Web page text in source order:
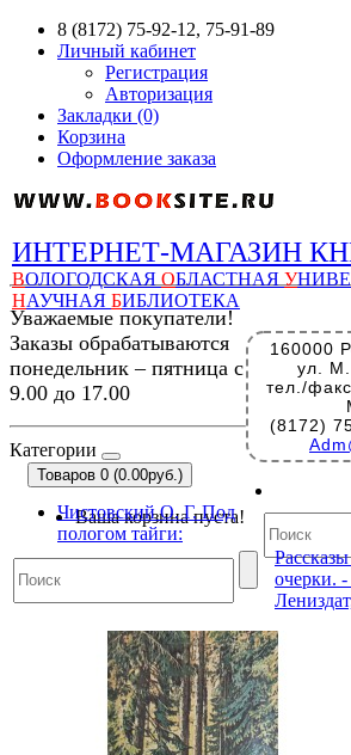
8 (8172) 75-92-12, 75-91-89
Личный кабинет
Регистрация
Авторизация
Закладки (0)
Корзина
Оформление заказа
ИНТЕРНЕТ-МАГАЗИН
ВОЛОГОДСКАЯ ОБЛАСТНАЯ У
НАУЧНАЯ БИБЛИОТЕКА
160000
ул. М.
тел./
(8172)
Уважаемые покупатели!
Заказы обрабатываются
понедельник – пятница с
9.00 до 17.00
Категории
Товаров 0 (0.00руб.)
Ваша корзина пуста!
Чистовский О. Г. Под
пологом тайги:
очерки.